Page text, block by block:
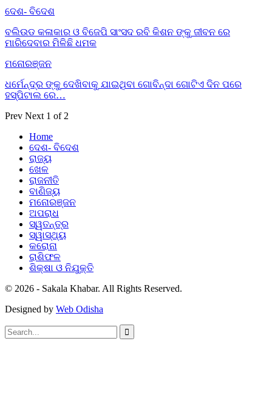
ଦେଶ- ବିଦେଶ
ବଲିଉଡ କଳାକାର ଓ ବିଜେପି ସାଂସଦ ରବି କିଶନ ଙ୍କୁ ଜୀବନ ରେ
ମାରିଦେବାର ମିଳିଛି ଧମକ
ମନୋରଞ୍ଜନ
ଧର୍ମେନ୍ଦ୍ର ଙ୍କୁ ଦେଖିବାକୁ ଯାଇଥିବା ଗୋବିନ୍ଦା ଗୋଟିଏ ଦିନ ପରେ
ହସ୍ପିଟାଲ ରେ…
Prev Next 1 of 2
Home
ଦେଶ- ବିଦେଶ
ରାଜ୍ୟ
ଖେଳ
ରାଜନୀତି
ବାଣିଜ୍ୟ
ମନୋରଞ୍ଜନ
ଅପରାଧ
ସ୍ୱତନ୍ତ୍ର
ସ୍ୱାସ୍ଥ୍ୟ
କରୋନା
ରାଶିଫଳ
ଶିକ୍ଷା ଓ ନିଯୁକ୍ତି
© 2026 - Sakala Khabar. All Rights Reserved.
Designed by Web Odisha